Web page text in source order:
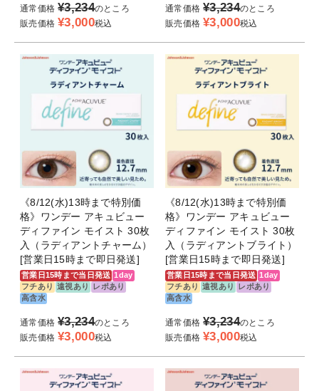
通常価格 ¥3,234のところ
販売価格 ¥3,000税込
通常価格 ¥3,234のところ
販売価格 ¥3,000税込
《8/12(水)13時まで特別価
格》ワンデー アキュビュー
ディファイン モイスト 30枚
入（ラディアントチャーム）
[営業日15時まで即日発送]
営業日15時まで当日発送 1day
フチあり 遠視あり
レポあり
高含水
通常価格 ¥3,234のところ
販売価格 ¥3,000税込
《8/12(水)13時まで特別価
格》ワンデー アキュビュー
ディファイン モイスト 30枚
入（ラディアントブライト）
[営業日15時まで即日発送]
営業日15時まで当日発送 1day
フチあり 遠視あり
レポあり
高含水
通常価格 ¥3,234のところ
販売価格 ¥3,000税込